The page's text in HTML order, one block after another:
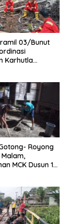
03/Bunut
Karhutla
Royong
MCK Dusun 1